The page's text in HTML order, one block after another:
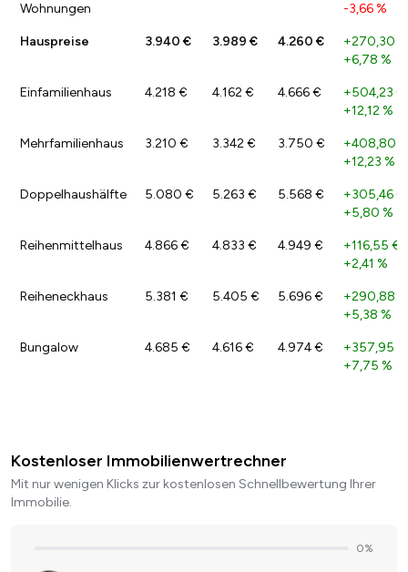
Wohnungen
-3,66 %
Hauspreise 3.940 € 3.989 € 4.260 € +270,30 €
+6,78 %
Einfamilienhaus 4.218 € 4.162 € 4.666 € +504,23 €
+12,12 %
Mehrfamilienhaus 3.210 € 3.342 € 3.750 €
+408,80 €
+12,23 %
Doppelhaushälfte 5.080 € 5.263 € 5.568 € +305,46 €
+5,80 %
Reihenmittelhaus 4.866 € 4.833 € 4.949 € +116,55 €
+2,41 %
Reiheneckhaus 5.381 € 5.405 € 5.696 € +290,88 €
+5,38 %
Bungalow 4.685 € 4.616 € 4.974 € +357,95 €
+7,75 %
Kostenloser Immobilienwertrechner
Mit nur wenigen Klicks zur kostenlosen Schnellbewertung Ihrer
Immobilie.